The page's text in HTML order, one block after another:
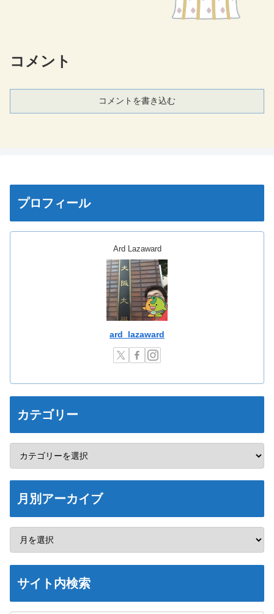
コメント
コメントを書き込む
プロフィール
Ard Lazaward
ard_lazaward
カテゴリー
月別アーカイブ
サイト内検索